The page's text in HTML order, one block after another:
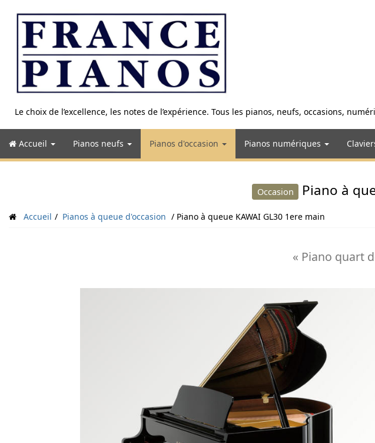
contenu
Le choix de l’excellence, les notes de l’expérience. Tous les pianos, neufs, occasions,
Accueil Pianos neufs Pianos d'occasion Pianos numériques
Occasion Piano à
Accueil Pianos à queue d'occasion Piano à queue KAWAI GL30 1ere main
« Piano quart